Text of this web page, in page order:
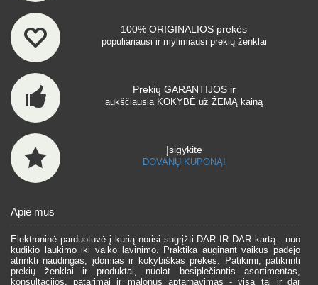
100% ORIGINALIOS prekės
populiariausi ir mylimiausi prekių ženklai
Prekių GARANTIJOS ir
aukščiausia KOKYBĖ už ŽEMĄ kainą
Įsigykite
DOVANŲ KUPONĄ!
Apie mus
Elektroninė parduotuvė į kurią norisi sugrįžti DAR IR DAR kartą - nuo
kūdikio laukimo iki vaiko lavinimo. Praktika auginant vaikus padėjo
atrinkti naudingas, įdomias ir kokybiškas prekes. Patikimi, patikrinti
prekių ženklai ir produktai, nuolat besiplečiantis asortimentas,
konsultacijos, patarimai ir malonus aptarnavimas - visa tai ir dar